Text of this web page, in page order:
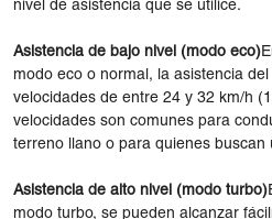
nivel de asistencia que se utilice.
Asistencia de bajo nivel (modo eco)
modo eco o normal, la asistencia
velocidades de entre 24 y 32 km/h
velocidades son comunes para
terreno llano o para quienes buscan
Asistencia de alto nivel (modo turbo)
modo turbo, se pueden alcanzar